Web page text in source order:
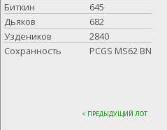
Биткин
645
Дьяков
682
Уздеников
2840
Сохранность
PCGS MS62 BN
< ПРЕДЫДУЩИЙ ЛОТ